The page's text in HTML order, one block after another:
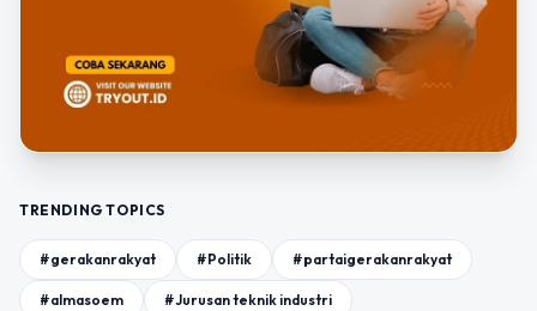
TRENDING TOPICS
#gerakanrakyat #Politik #partaigerakanrakyat
#almasoem #Jurusan teknik industri